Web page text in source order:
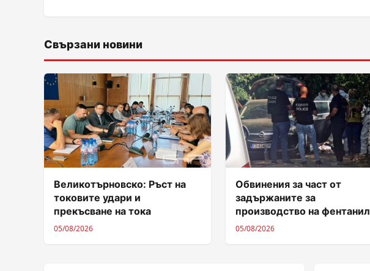
Свързани новини
Великотърновско: Ръст на
токовите удари и
прекъсване на тока
05/08/2026
Обвинения за част от
задържаните за
производство на фентанил
05/08/2026